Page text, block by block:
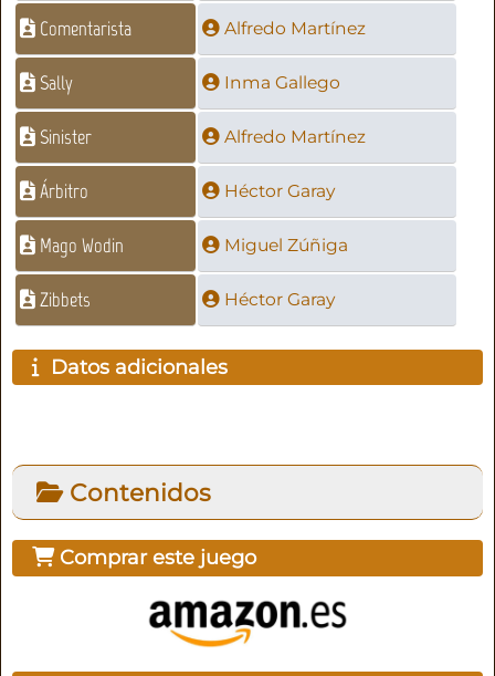
Comentarista Alfredo Martínez
Sally Inma Gallego
Sinister Alfredo Martínez
Árbitro Héctor Garay
Mago Wodin Miguel Zúñiga
Zibbets Héctor Garay
Datos adicionales
Contenidos
Comprar este juego